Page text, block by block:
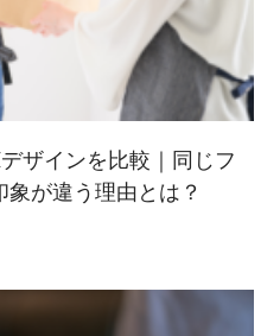
ザインを比較｜同じフ
が違う理由とは？